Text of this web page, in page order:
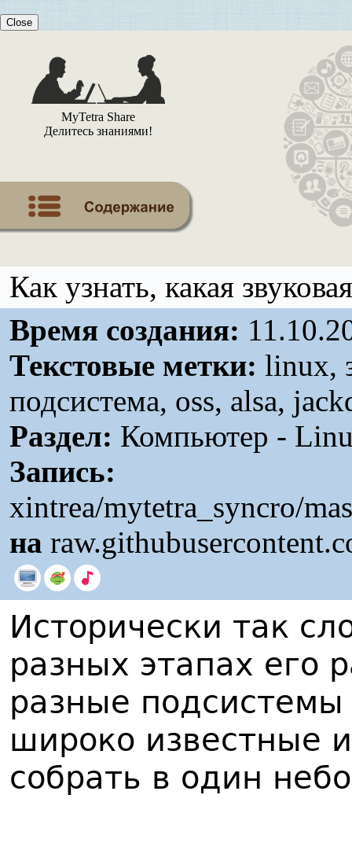
Close
MyTetra Share
Делитесь знаниями!
Как узнать, какая
Время создания:
Текстовые метки: linux,
подсистема, oss, alsa,
Раздел: Компьютер -
Запись:
xintrea/mytetra_syncro/
на
Исторически так
разных этапах его
разные
широко известные
собрать в один